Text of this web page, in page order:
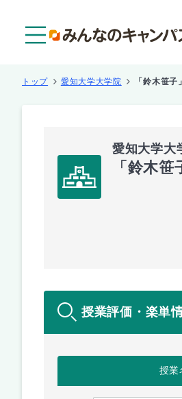
トップ 愛知大学大学院 「鈴木笹子
愛知大学大
「鈴木
授業評価・楽単
授業